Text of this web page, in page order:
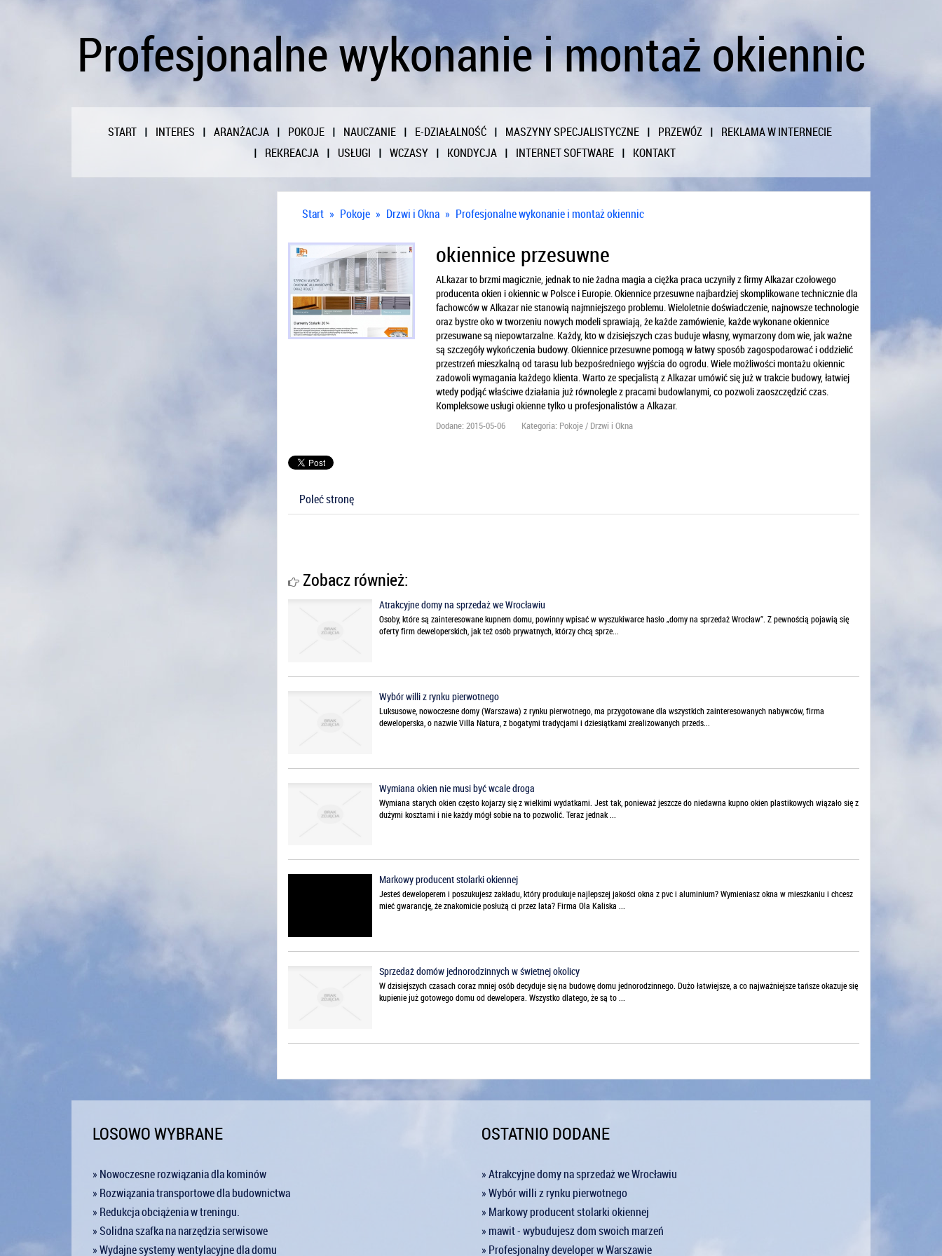
Profesjonalne wykonanie i montaż okiennic
START INTERES ARANŻACJA POKOJE NAUCZANIE E-DZIAŁALNOŚĆ MASZYNY SPECJALISTYCZNE PRZEWÓZ
REKLAMA W INTERNECIE
REKREACJA
USŁUGI WCZASY KONDYCJA INTERNET SOFTWARE KONTAKT
Start » Pokoje » Drzwi i Okna » Profesjonalne wykonanie i montaż okiennic
okiennice przesuwne
ALkazar to brzmi magicznie, jednak to nie żadna magia a ciężka praca uczyniły z firmy Alkazar czołowego
producenta okien i okiennic w Polsce i Europie. Okiennice przesuwne najbardziej skomplikowane technicznie dla
fachowców w Alkazar nie stanowią najmniejszego problemu. Wieloletnie doświadczenie, najnowsze technologie
oraz bystre oko w tworzeniu nowych modeli sprawiają, że każde zamówienie, każde wykonane okiennice
przesuwane są niepowtarzalne. Każdy, kto w dzisiejszych czas buduje własny, wymarzony dom wie, jak ważne
są szczegóły wykończenia budowy. Okiennice przesuwne pomogą w łatwy sposób zagospodarować i oddzielić
przestrzeń mieszkalną od tarasu lub bezpośredniego wyjścia do ogrodu. Wiele możliwości montażu okiennic
zadowoli wymagania każdego klienta. Warto ze specjalistą z Alkazar umówić się już w trakcie budowy, łatwiej
wtedy podjąć właściwe działania już równolegle z pracami budowlanymi, co pozwoli zaoszczędzić czas.
Kompleksowe usługi okienne tylko u profesjonalistów a Alkazar.
Dodane: 2015-05-06 Kategoria: Pokoje / Drzwi i Okna
Poleć stronę
Zobacz również:
Atrakcyjne domy na sprzedaż we Wrocławiu
Osoby, które są zainteresowane kupnem domu, powinny wpisać w wyszukiwarce hasło „domy na sprzedaż Wrocław”. Z pewnością pojawią się
oferty firm deweloperskich, jak też osób prywatnych, którzy chcą sprze...
Wybór willi z rynku pierwotnego
Luksusowe, nowoczesne domy (Warszawa) z rynku pierwotnego, ma przygotowane dla wszystkich zainteresowanych nabywców, firma
deweloperska, o nazwie Villa Natura, z bogatymi tradycjami i dziesiątkami zrealizowanych przeds...
Wymiana okien nie musi być wcale droga
Wymiana starych okien często kojarzy się z wielkimi wydatkami. Jest tak, ponieważ jeszcze do niedawna kupno okien plastikowych wiązało się z
dużymi kosztami i nie każdy mógł sobie na to pozwolić. Teraz jednak ...
Markowy producent stolarki okiennej
Jesteś deweloperem i poszukujesz zakładu, który produkuje najlepszej jakości okna z pvc i aluminium? Wymieniasz okna w mieszkaniu i chcesz
mieć gwarancję, że znakomicie posłużą ci przez lata? Firma Ola Kaliska ...
Sprzedaż domów jednorodzinnych w świetnej okolicy
W dzisiejszych czasach coraz mniej osób decyduje się na budowę domu jednorodzinnego. Dużo łatwiejsze, a co najważniejsze tańsze okazuje się
kupienie już gotowego domu od dewelopera. Wszystko dlatego, że są to ...
LOSOWO WYBRANE
» Nowoczesne rozwiązania dla kominów
» Rozwiązania transportowe dla budownictwa
» Redukcja obciążenia w treningu.
» Solidna szafka na narzędzia serwisowe
» Wydajne systemy wentylacyjne dla domu
OSTATNIO DODANE
» Atrakcyjne domy na sprzedaż we Wrocławiu
» Wybór willi z rynku pierwotnego
» Markowy producent stolarki okiennej
» mawit - wybudujesz dom swoich marzeń
» Profesjonalny developer w Warszawie